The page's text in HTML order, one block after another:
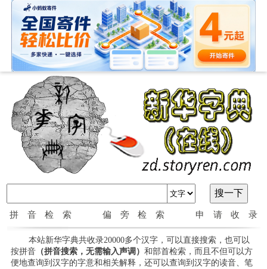
拼音检索 偏旁检索 申请收录
本站新华字典共收录20000多个汉字，可以直接搜索，也可以
按拼音（拼音搜索，无需输入声调） 和部首检索，而且不但可以方
便地查询到汉字的字意和相关解释，还可以查询到汉字的读音、笔